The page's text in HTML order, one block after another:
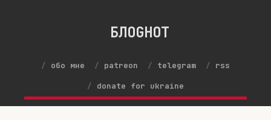
БЛОGНОТ
обо мне patreon telegram
rss
donate for ukraine